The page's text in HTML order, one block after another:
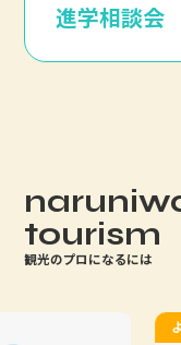
進学相談会
tourism
観光のプロになるには
よみ